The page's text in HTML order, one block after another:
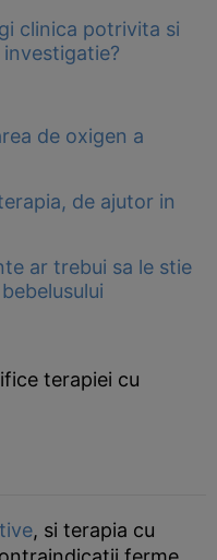
clinica potrivita si
de oxigen a
de ajutor in
ar trebui sa le stie
terapiei cu
, si terapia cu